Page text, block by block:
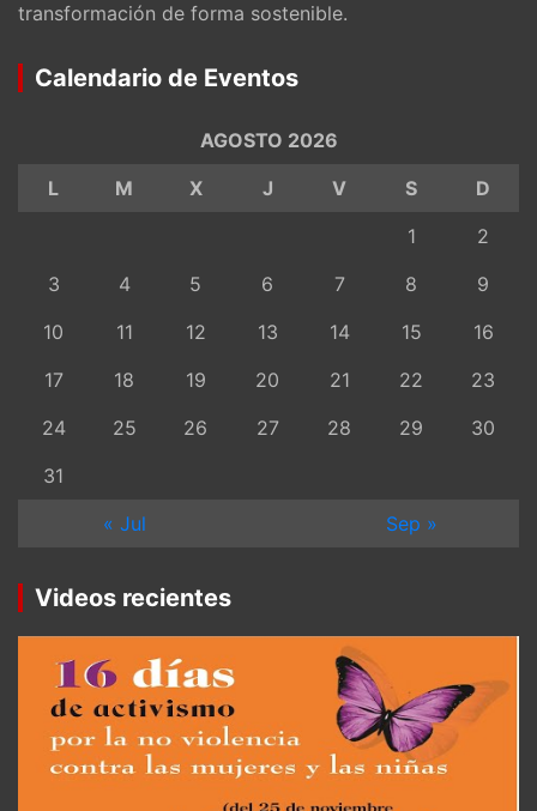
transformación de forma sostenible.
Calendario de Eventos
AGOSTO 2026
L
M X J V S
D
1
2
3
4 5 6 7 8
9
10
11 12 13 14 15
16
17
18 19 20 21 22
23
24
25 26 27 28 29
30
31
« Jul
Sep »
Videos recientes